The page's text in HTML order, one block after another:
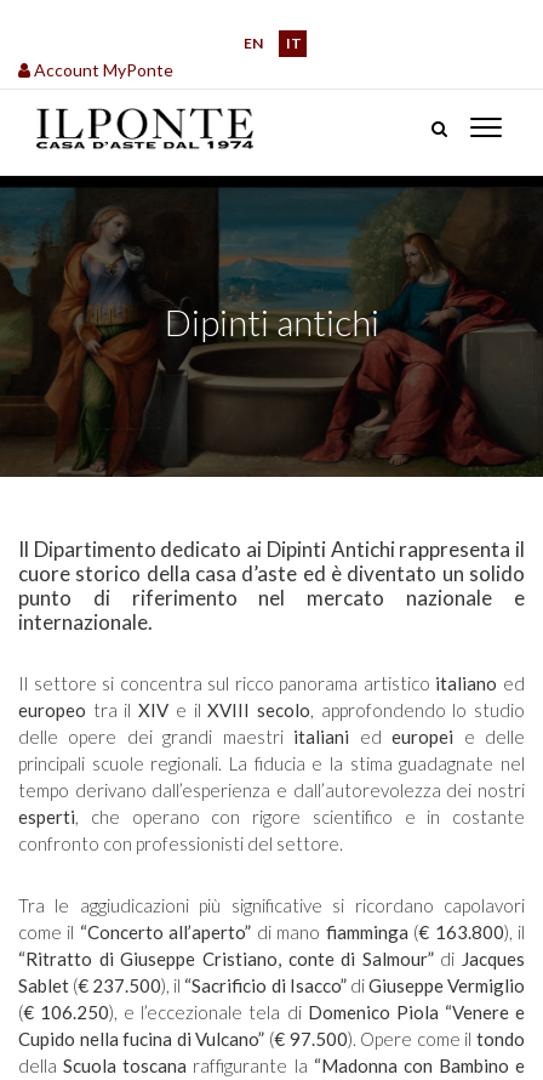
EN IT
Account MyPonte
Dipinti antichi
Il Dipartimento dedicato ai Dipinti Antichi rappresenta il
cuore storico della casa d’aste ed è diventato un solido
punto di riferimento nel mercato nazionale e
internazionale.
Il settore si concentra sul ricco panorama artistico italiano ed
europeo tra ilXIV e ilXVIII secolo, approfondendo lo studio
delle opere dei grandi maestri italiani edeuropei e delle
principali scuole regionali. La fiducia e la stima guadagnate nel
tempo derivano dall’esperienza e dall’autorevolezza dei nostri
esperti, che operano con rigore scientifico e in costante
confronto con professionisti del settore.
Tra le aggiudicazioni più significative si ricordano capolavori
come il “Concerto all’aperto” di mano fiamminga (€ 163.800), il
“Ritratto di Giuseppe Cristiano, conte di Salmour”di Jacques
Sablet (€ 237.500), il “Sacrificio di Isacco”diGiuseppe Vermiglio
(€ 106.250), e l’eccezionale tela di Domenico Piola “Venere e
Cupido nella fucina di Vulcano” (€ 97.500). Opere come iltondo
dellaScuola toscana raffigurante la “Madonna con Bambino e